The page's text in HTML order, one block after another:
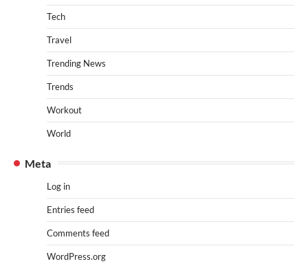
Tech
Travel
Trending News
Trends
Workout
World
Meta
Log in
Entries feed
Comments feed
WordPress.org